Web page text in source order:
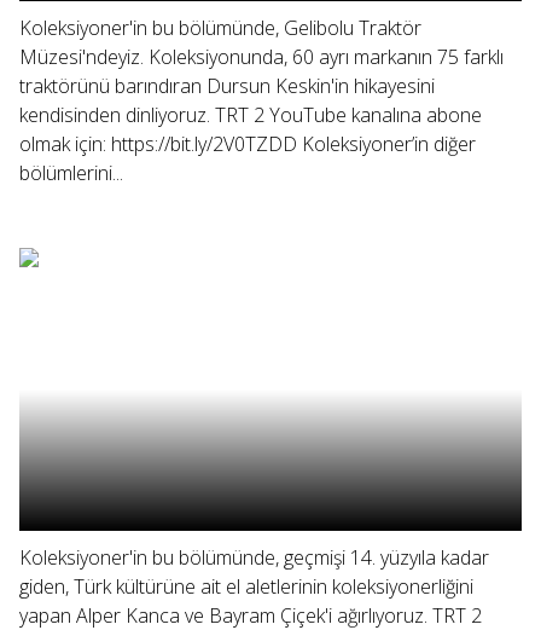
Koleksiyoner'in bu bölümünde, Gelibolu Traktör
Müzesi'ndeyiz. Koleksiyonunda, 60 ayrı markanın 75 farklı
traktörünü barındıran Dursun Keskin'in hikayesini
kendisinden dinliyoruz. TRT 2 YouTube kanalına abone
olmak için: https://bit.ly/2V0TZDD Koleksiyoner’in diğer
bölümlerini...
Koleksiyoner'in bu bölümünde, geçmişi 14. yüzyıla kadar
giden, Türk kültürüne ait el aletlerinin koleksiyonerliğini
yapan Alper Kanca ve Bayram Çiçek'i ağırlıyoruz. TRT 2